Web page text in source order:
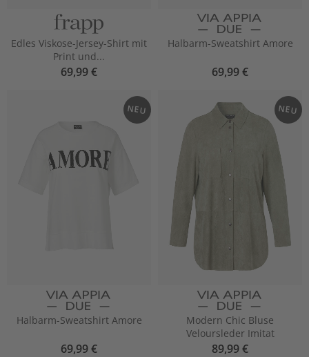
Edles Viskose-Jersey-Shirt mit
Print und...
69,99 €
Halbarm-Sweatshirt Amore
69,99 €
NEU
Halbarm-Sweatshirt Amore
69,99 €
NEU
Modern Chic Bluse
Veloursleder Imitat
89,99 €